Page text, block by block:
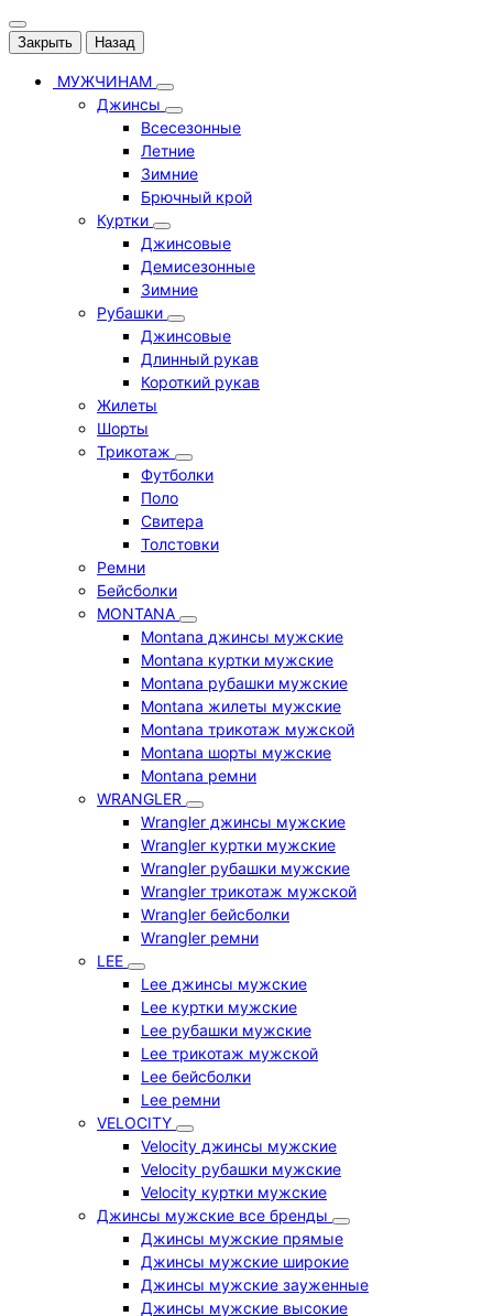
Закрыть Назад
МУЖЧИНАМ
Джинсы
Всесезонные
Летние
Зимние
Брючный крой
Куртки
Джинсовые
Демисезонные
Зимние
Рубашки
Джинсовые
Длинный рукав
Короткий рукав
Жилеты
Шорты
Трикотаж
Футболки
Поло
Свитера
Толстовки
Ремни
Бейсболки
MONTANA
Montana джинсы мужские
Montana куртки мужские
Montana рубашки мужские
Montana жилеты мужские
Montana трикотаж мужской
Montana шорты мужские
Montana ремни
WRANGLER
Wrangler джинсы мужские
Wrangler куртки мужские
Wrangler рубашки мужские
Wrangler трикотаж мужской
Wrangler бейсболки
Wrangler ремни
LEE
Lee джинсы мужские
Lee куртки мужские
Lee рубашки мужские
Lee трикотаж мужской
Lee бейсболки
Lee ремни
VELOCITY
Velocity джинсы мужские
Velocity рубашки мужские
Velocity куртки мужские
Джинсы мужские все бренды
Джинсы мужские прямые
Джинсы мужские широкие
Джинсы мужские зауженные
Джинсы мужские высокие